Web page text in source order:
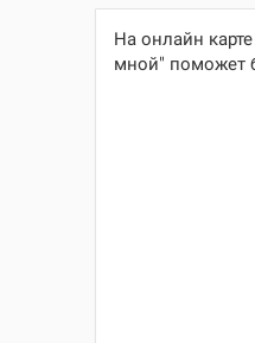
На онлайн
мной" поможет